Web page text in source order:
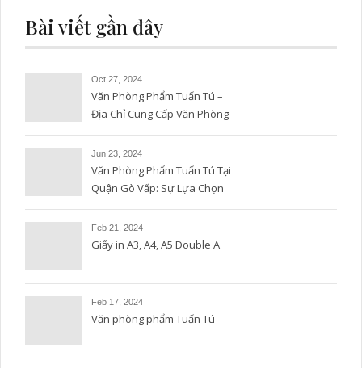
Bài viết gần đây
Oct 27, 2024
Văn Phòng Phẩm Tuấn Tú –
Địa Chỉ Cung Cấp Văn Phòng
Phẩm Uy Tín và Chất Lượng
Jun 23, 2024
Văn Phòng Phẩm Tuấn Tú Tại
Quận Gò Vấp: Sự Lựa Chọn
Hoàn Hảo
Feb 21, 2024
Giấy in A3, A4, A5 Double A
Feb 17, 2024
Văn phòng phẩm Tuấn Tú